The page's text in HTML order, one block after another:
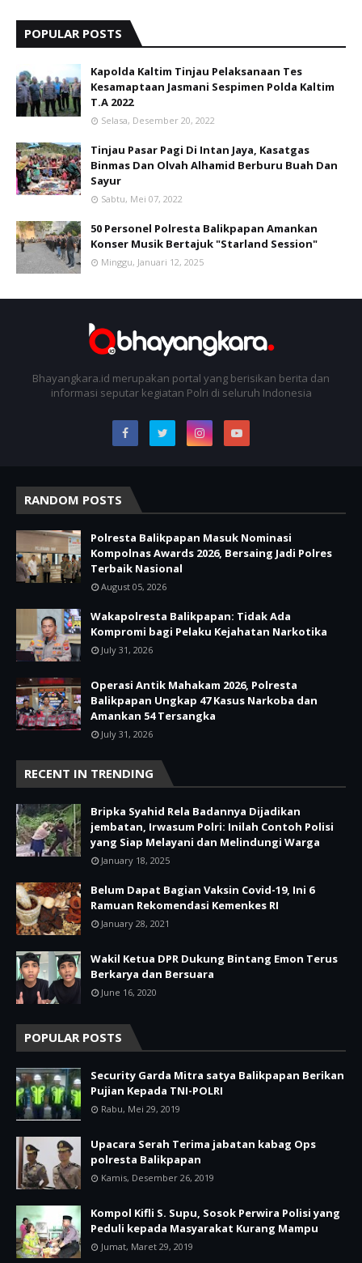
POPULAR POSTS
Kapolda Kaltim Tinjau Pelaksanaan Tes
Kesamaptaan Jasmani Sespimen Polda Kaltim
T.A 2022
Selasa, Desember 20, 2022
Tinjau Pasar Pagi Di Intan Jaya, Kasatgas
Binmas Dan Olvah Alhamid Berburu Buah Dan
Sayur
Sabtu, Mei 07, 2022
50 Personel Polresta Balikpapan Amankan
Konser Musik Bertajuk "Starland Session"
Minggu, Januari 12, 2025
Bhayangkara.id merupakan portal yang berisikan berita dan
informasi seputar kegiatan Polri di seluruh Indonesia
RANDOM POSTS
Polresta Balikpapan Masuk Nominasi
Kompolnas Awards 2026, Bersaing Jadi Polres
Terbaik Nasional
August 05, 2026
Wakapolresta Balikpapan: Tidak Ada
Kompromi bagi Pelaku Kejahatan Narkotika
July 31, 2026
Operasi Antik Mahakam 2026, Polresta
Balikpapan Ungkap 47 Kasus Narkoba dan
Amankan 54 Tersangka
July 31, 2026
RECENT IN TRENDING
Bripka Syahid Rela Badannya Dijadikan
jembatan, Irwasum Polri: Inilah Contoh Polisi
yang Siap Melayani dan Melindungi Warga
January 18, 2025
Belum Dapat Bagian Vaksin Covid-19, Ini 6
Ramuan Rekomendasi Kemenkes RI
January 28, 2021
Wakil Ketua DPR Dukung Bintang Emon Terus
Berkarya dan Bersuara
June 16, 2020
POPULAR POSTS
Security Garda Mitra satya Balikpapan Berikan
Pujian Kepada TNI-POLRI
Rabu, Mei 29, 2019
Upacara Serah Terima jabatan kabag Ops
polresta Balikpapan
Kamis, Desember 26, 2019
Kompol Kifli S. Supu, Sosok Perwira Polisi yang
Peduli kepada Masyarakat Kurang Mampu
Jumat, Maret 29, 2019